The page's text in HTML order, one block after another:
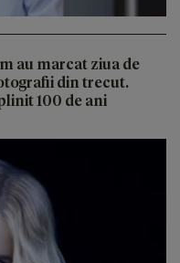
au marcat ziua de
din trecut.
100 de ani